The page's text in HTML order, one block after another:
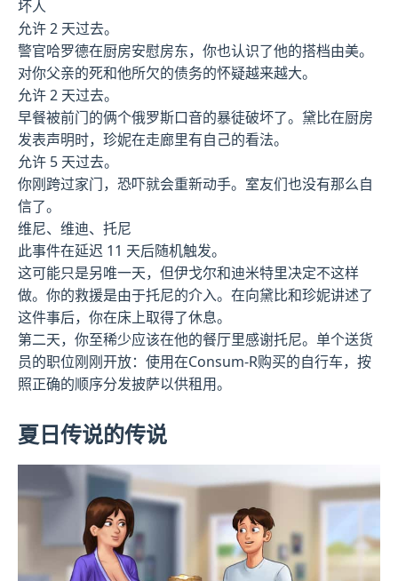
坏人
允许 2 天过去。
警官哈罗德在厨房安慰房东，你也认识了他的搭档由美。
对你父亲的死和他所欠的债务的怀疑越来越大。
允许 2 天过去。
早餐被前门的俩个俄罗斯口音的暴徒破坏了。黛比在厨房
发表声明时，珍妮在走廊里有自己的看法。
允许 5 天过去。
你刚跨过家门，恐吓就会重新动手。室友们也没有那么自
信了。
维尼、维迪、托尼
此事件在延迟 11 天后随机触发。
这可能只是另唯一天，但伊戈尔和迪米特里决定不这样
做。你的救援是由于托尼的介入。在向黛比和珍妮讲述了
这件事后，你在床上取得了休息。
第二天，你至稀少应该在他的餐厅里感谢托尼。单个送货
员的职位刚刚开放：使用在Consum-R购买的自行车，按
照正确的顺序分发披萨以供租用。
夏日传说的传说